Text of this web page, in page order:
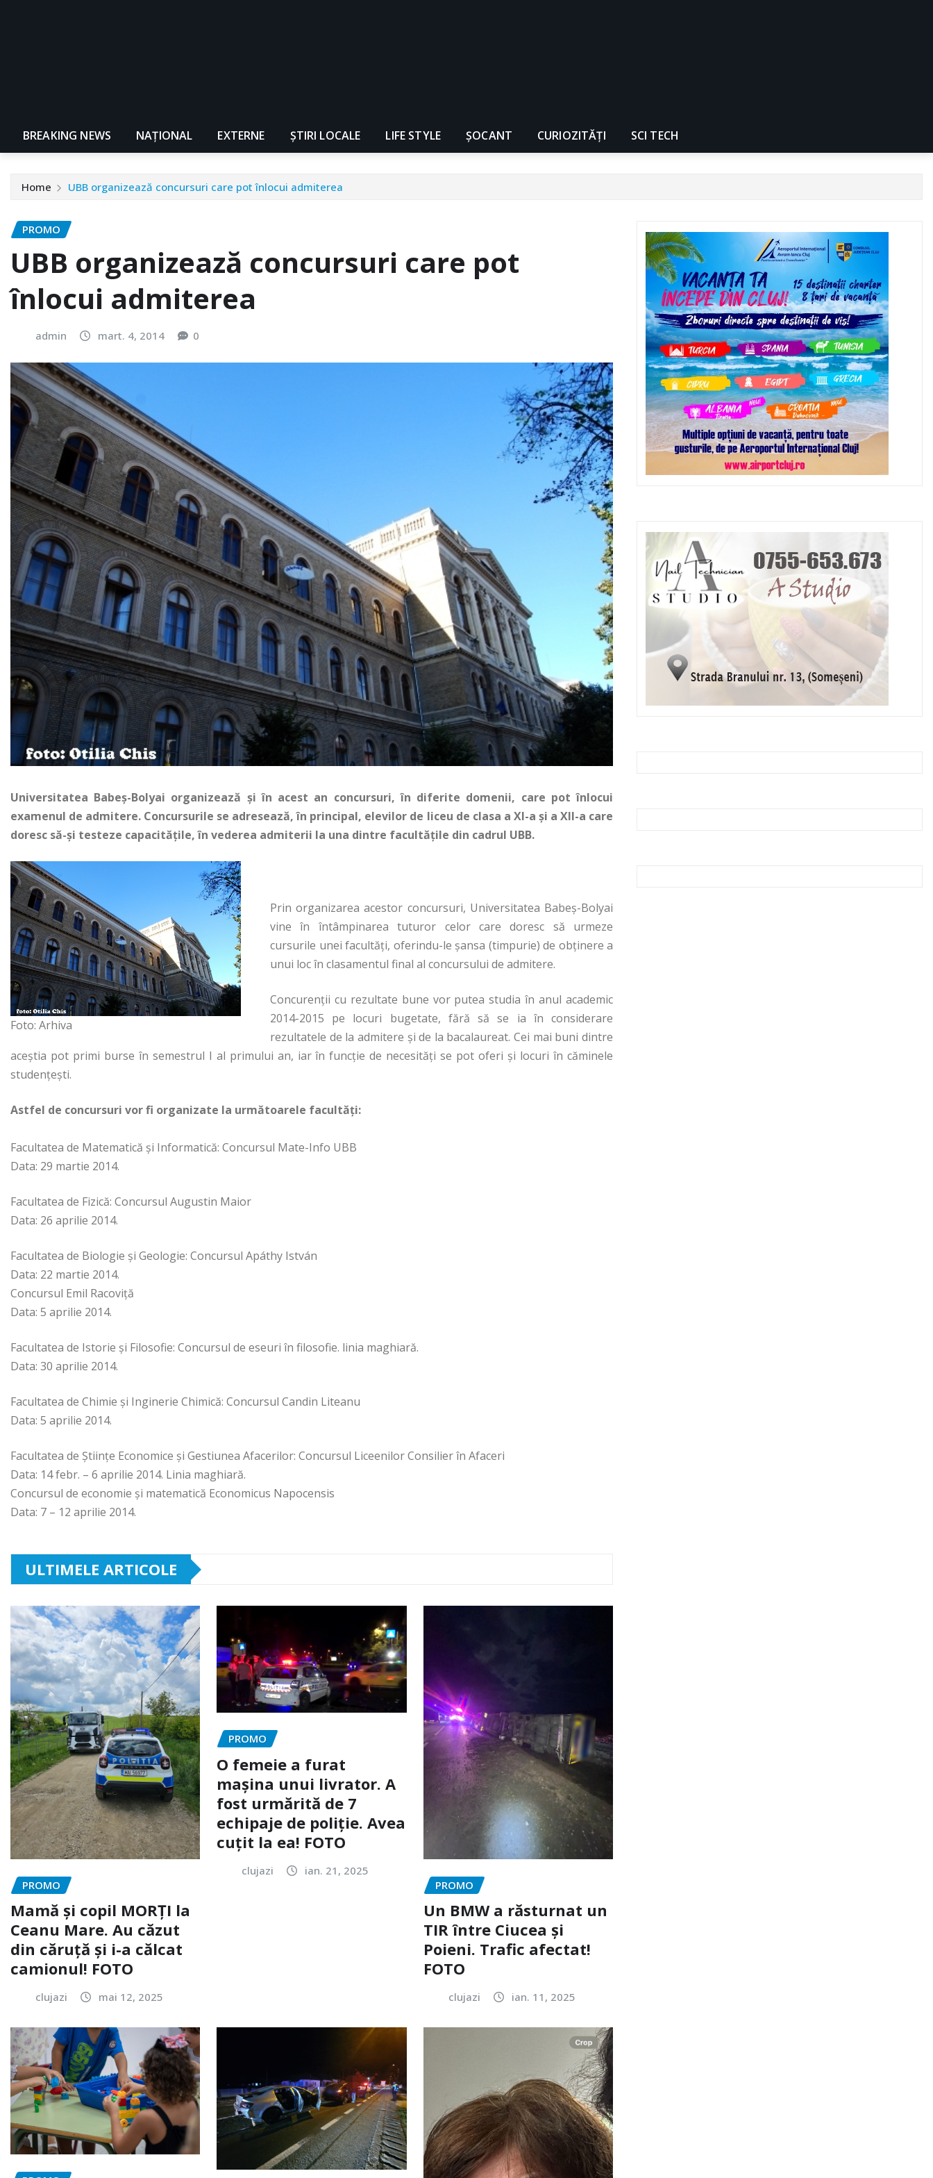
BREAKING NEWS NAŢIONAL EXTERNE ȘTIRI LOCALE LIFE STYLE ȘOCANT CURIOZITĂȚI SCI TECH
Home UBB organizează concursuri care pot înlocui admiterea
PROMO
UBB organizează concursuri care pot
înlocui admiterea
admin mart. 4, 2014 0
Universitatea Babeş-Bolyai organizează şi în acest an concursuri, în diferite domenii, care pot înlocui
examenul de admitere. Concursurile se adresează, în principal, elevilor de liceu de clasa a XI-a şi a XII-a care
doresc să-şi testeze capacităţile, în vederea admiterii la una dintre facultăţile din cadrul UBB.
Foto: Arhiva
Prin organizarea acestor concursuri, Universitatea Babeş-Bolyai
vine în întâmpinarea tuturor celor care doresc să urmeze
cursurile unei facultăţi, oferindu-le şansa (timpurie) de obţinere a
unui loc în clasamentul final al concursului de admitere.
Concurenții cu rezultate bune vor putea studia în anul academic
2014-2015 pe locuri bugetate, fără să se ia în considerare
rezultatele de la admitere și de la bacalaureat. Cei mai buni dintre
aceştia pot primi burse în semestrul I al primului an, iar în funcție de necesități se pot oferi și locuri în căminele
studențești.
Astfel de concursuri vor fi organizate la următoarele facultăți:
Facultatea de Matematică și Informatică: Concursul Mate-Info UBB
Data: 29 martie 2014.
Facultatea de Fizică: Concursul Augustin Maior
Data: 26 aprilie 2014.
Facultatea de Biologie și Geologie: Concursul Apáthy István
Data: 22 martie 2014.
Concursul Emil Racoviță
Data: 5 aprilie 2014.
Facultatea de Istorie și Filosofie: Concursul de eseuri în filosofie. linia maghiară.
Data: 30 aprilie 2014.
Facultatea de Chimie și Inginerie Chimică: Concursul Candin Liteanu
Data: 5 aprilie 2014.
Facultatea de Științe Economice și Gestiunea Afacerilor: Concursul Liceenilor Consilier în Afaceri
Data: 14 febr. – 6 aprilie 2014. Linia maghiară.
Concursul de economie și matematică Economicus Napocensis
Data: 7 – 12 aprilie 2014.
ULTIMELE ARTICOLE
PROMO
Mamă și copil MORȚI la
Ceanu Mare. Au căzut
din căruță și i-a călcat
camionul! FOTO
clujazi mai 12, 2025
PROMO
O femeie a furat
mașina unui livrator. A
fost urmărită de 7
echipaje de poliție. Avea
cuțit la ea! FOTO
clujazi
ian. 21, 2025
PROMO
Un BMW a răsturnat un
TIR între Ciucea și
Poieni. Trafic afectat!
FOTO
clujazi ian. 11, 2025